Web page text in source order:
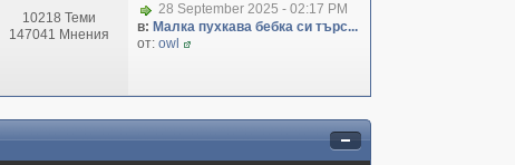
10218 Теми
147041 Мнения
28 September 2025 - 02:17 PM
в: Малка пухкава бебка си търс...
от: owl